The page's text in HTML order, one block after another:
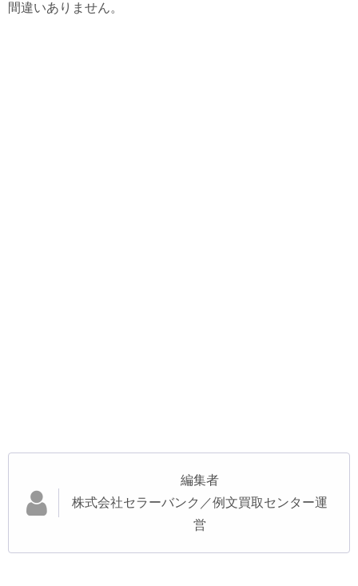
間違いありません。
編集者
株式会社セラーバンク／例文買取センター運
営